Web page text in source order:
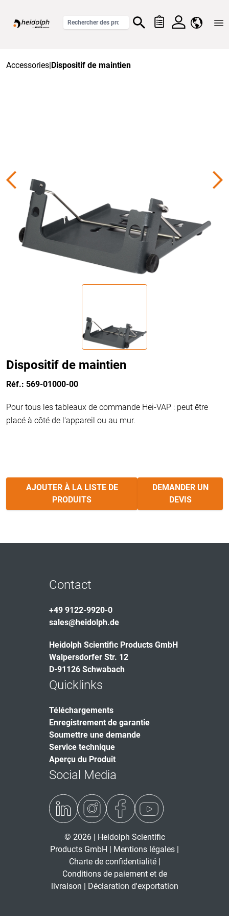
Accessories|Dispositif de maintien
Dispositif de maintien
Réf.: 569-01000-00
Pour tous les tableaux de commande Hei-VAP : peut être
placé à côté de l'appareil ou au mur.
AJOUTER À LA LISTE DE
PRODUITS
DEMANDER UN
DEVIS
Contact
+49 9122-9920-0
sales@heidolph.de
Heidolph Scientific Products GmbH
Walpersdorfer Str. 12
D-91126 Schwabach
Quicklinks
Téléchargements
Enregistrement de garantie
Soumettre une demande
Service technique
Aperçu du Produit
Social Media
© 2026 | Heidolph Scientific
Products GmbH | Mentions légales |
Charte de confidentialité |
Conditions de paiement et de
livraison | Déclaration d'exportation